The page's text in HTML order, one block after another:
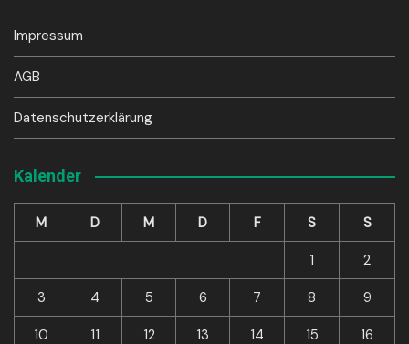
Impressum
AGB
Datenschutzerklärung
Kalender
M D M D F S S
1 2
3 4 5 6 7 8 9
10 11 12 13 14 15 16